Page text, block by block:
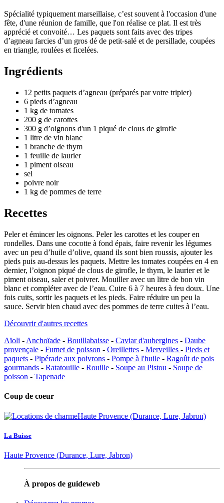
Spécialité typiquement marseillaise, c’est souvent à l'occasion d'une
fête, d'une réunion de famille, que l'on réalise ce plat. Il est très
apprécié et convoité… Les paquets sont faits avec des tripes
d’agneau farcies d’un gros dé de petit-salé et de persillade, coupées
en triangle, roulées et ficelées.
Ingrédients
12 petits paquets d’agneau (préparés par votre tripier)
6 pieds d’agneau
1 kg de tomates
200 g de carottes
300 g d’oignons d'un 1 piqué de clous de girofle
1 litre de vin blanc
1 branche de thym
1 feuille de laurier
1 piment oiseau
sel
poivre noir
1 kg de pommes de terre
Recettes
Peler et émincer les oignons. Peler les carottes et les couper en
rondelles. Dans une cocotte à fond épais, faire revenir les légumes
avec un peu d’huile d’olive, quand ils sont bien roussis, ajouter les
pieds puis au-dessus les paquets. Mettre les tomates coupées en 4 en
dernier, l’oignon piqué de clous de girofle, le thym, le laurier et le
piment oiseau, saler et poivrer. Mouiller avec un litre de bon vin
blanc et compléter avec de l’eau. Cuire 6 à 7 heures à feu doux. Une
fois cuits, sortir les paquets et les pieds. Faire réduire un peu la
sauce. Servir bien chaud avec des pommes de terre cuites à l’eau.
Découvrir d'autres recettes
Aïoli - Anchoïade - Bouillabaisse - Caviar d'aubergines - Daube
provençale - Fumet de poisson - Oreillettes - Merveilles - Pieds et
paquets - Pipérade aux poivrons - Pompe à l'huile - Ragoût de pois
gourmands - Ratatouille - Rouille - Soupe au Pistou - Soupe de
poisson - Tapenade
Coup de coeur
La Buisse
Haute Provence (Durance, Lure, Jabron)
À propos de guideweb